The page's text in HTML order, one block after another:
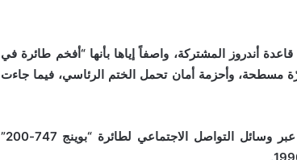
أندروز المشتركة، واصفاً إياها بأنها “أفخم طائرة في
مسطحة، وأحزمة أمان تحمل الختم الرئاسي، فيما جاءت
وفي الشهر الماضي، نشر مسؤولو البيت الأبيض رسائل وداع عبر وسائل التواصل الاجتماعي لطائرة “بوينج 747-200”